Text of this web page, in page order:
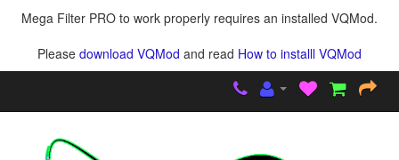
Mega Filter PRO to work properly requires an installed VQMod.
Please download VQMod and read How to installl VQMod